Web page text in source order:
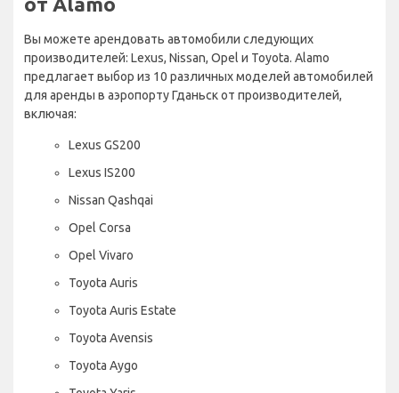
Вы можете арендовать автомобили следующих
производителей: Lexus, Nissan, Opel и Toyota. Alamo
предлагает выбор из 10 различных моделей автомобилей
для аренды в аэропорту Гданьск от производителей,
включая:
Lexus GS200
Lexus IS200
Nissan Qashqai
Opel Corsa
Opel Vivaro
Toyota Auris
Toyota Auris Estate
Toyota Avensis
Toyota Aygo